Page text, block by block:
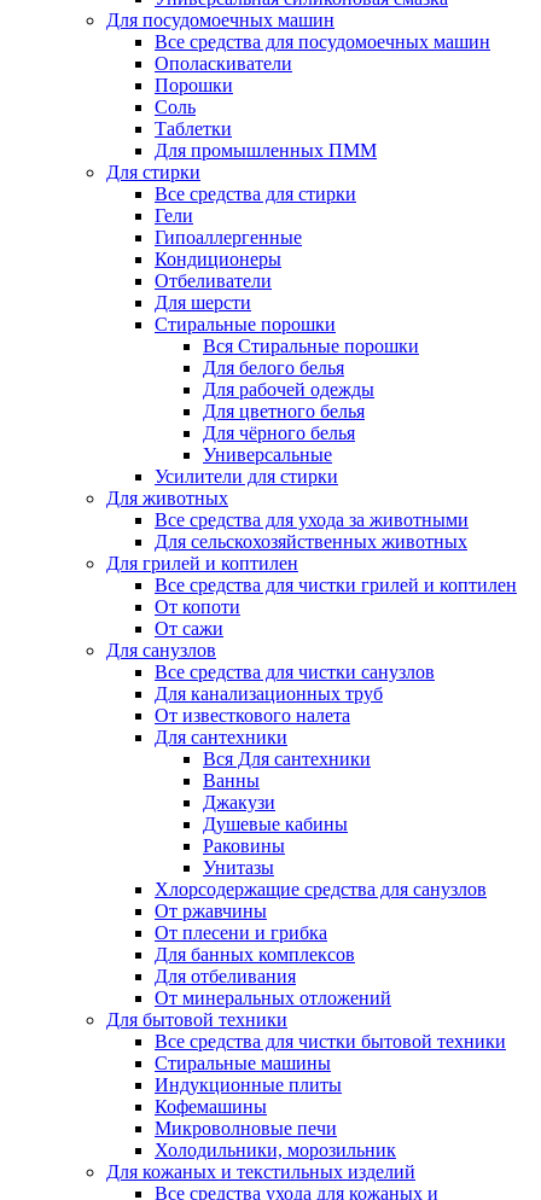
Для посудомоечных машин
Все средства для посудомоечных машин
Ополаскиватели
Порошки
Соль
Таблетки
Для промышленных ПММ
Для стирки
Все средства для стирки
Гели
Гипоаллергенные
Кондиционеры
Отбеливатели
Для шерсти
Стиральные порошки
Вся Стиральные порошки
Для белого белья
Для рабочей одежды
Для цветного белья
Для чёрного белья
Универсальные
Усилители для стирки
Для животных
Все средства для ухода за животными
Для сельскохозяйственных животных
Для грилей и коптилен
Все средства для чистки грилей и коптилен
От копоти
От сажи
Для санузлов
Все средства для чистки санузлов
Для канализационных труб
От известкового налета
Для сантехники
Вся Для сантехники
Ванны
Джакузи
Душевые кабины
Раковины
Унитазы
Хлорсодержащие средства для санузлов
От ржавчины
От плесени и грибка
Для банных комплексов
Для отбеливания
От минеральных отложений
Для бытовой техники
Все средства для чистки бытовой техники
Стиральные машины
Индукционные плиты
Кофемашины
Микроволновые печи
Холодильники, морозильник
Для кожаных и текстильных изделий
Все средства ухода для кожаных и